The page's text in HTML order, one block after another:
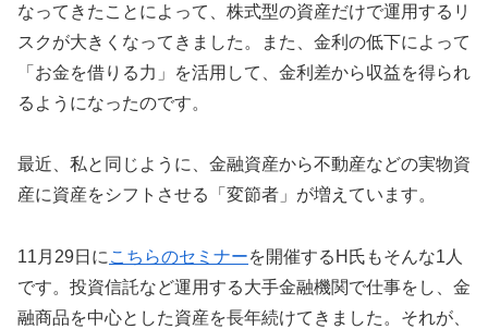
なってきたことによって、株式型の資産だけで運用するリ
スクが大きくなってきました。また、金利の低下によって
「お金を借りる力」を活用して、金利差から収益を得られ
るようになったのです。
最近、私と同じように、金融資産から不動産などの実物資
産に資産をシフトさせる「変節者」が増えています。
11月29日に こちらのセミナーを開催するH氏もそんな1人
です。投資信託など運用する大手金融機関で仕事をし、金
融商品を中心とした資産を長年続けてきました。それが、